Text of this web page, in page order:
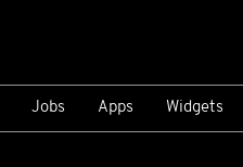
Jobs Apps Widgets